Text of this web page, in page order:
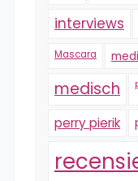
interviews
Mascara
medisch
perry pierik